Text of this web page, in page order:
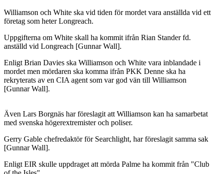
Williamson och White ska vid tiden för mordet vara anställda vid ett
företag som heter Longreach.
Uppgifterna om White skall ha kommit ifrån Rian Stander fd.
anställd vid Longreach [Gunnar Wall].
Enligt Brian Davies ska Williamson och White vara inblandade i
mordet men mördaren ska komma ifrån PKK Denne ska ha
rekryterats av en CIA agent som var god vän till Williamson
[Gunnar Wall].
Även Lars Borgnäs har föreslagit att Williamson kan ha samarbetat
med svenska högerextremister och poliser.
Gerry Gable chefredaktör för Searchlight, har föreslagit samma sak
[Gunnar Wall].
Enligt EIR skulle uppdraget att mörda Palme ha kommit från "Club